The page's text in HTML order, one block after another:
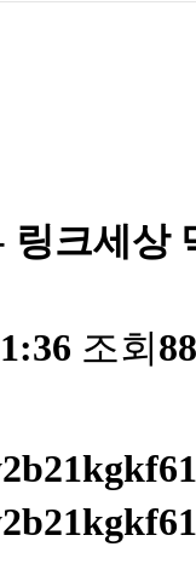
링크세상
조회